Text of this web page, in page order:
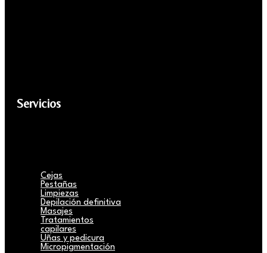
Servicios
Cejas
Pestañas
Limpiezas
Depilación definitiva
Masajes
Tratamientos
capilares
Uñas y pedicura
Micropigmentación